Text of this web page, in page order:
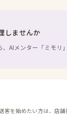
しませんか
AIメンター「ミモリ
を始めたい方は、店舗